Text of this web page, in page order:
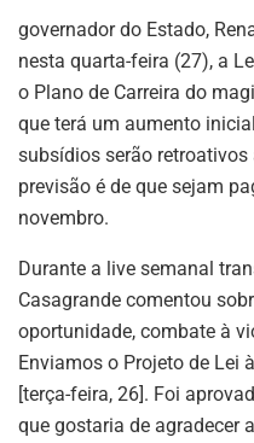
governador do Estado,
nesta quarta-feira (27), a
o Plano de Carreira do
que terá um aumento
subsídios serão retroativos
previsão é de que sejam
novembro.
Durante a live semanal
Casagrande comentou
oportunidade, combate à
Enviamos o Projeto de Lei
[terça-feira, 26]. Foi
que gostaria de agradecer